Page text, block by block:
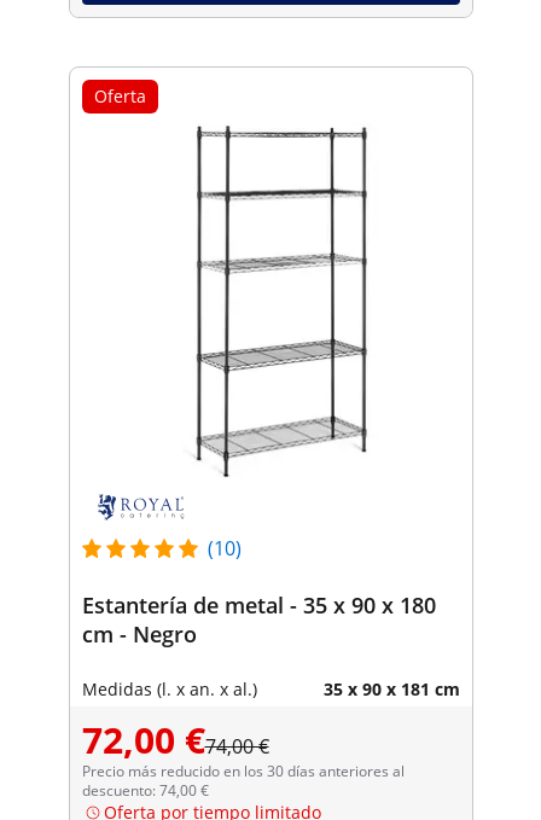
Oferta
(10)
Estantería de metal - 35 x 90 x 180
cm - Negro
Medidas (l. x an. x al.) 35 x 90 x 181 cm
72,00 €74,00 €
Precio más reducido en los 30 días anteriores al
descuento: 74,00 €
Oferta por tiempo limitado